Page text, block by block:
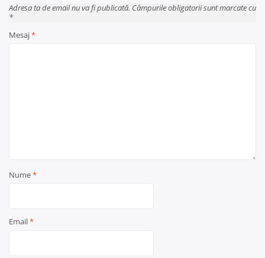
Adresa ta de email nu va fi publicată. Câmpurile obligatorii sunt marcate cu
*
Mesaj*
Nume*
Email*